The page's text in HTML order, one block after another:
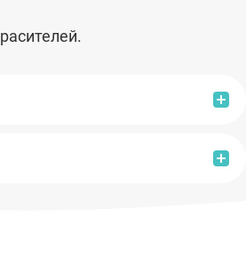
кислота, хлорид меди,